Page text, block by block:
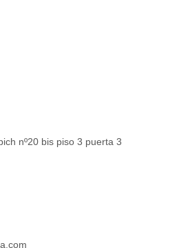
nº20 bis piso 3 puerta 3